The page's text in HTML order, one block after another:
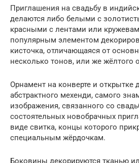
Приглашения на свадьбу в
делаются либо белыми с
красными с лентами или
популярным элементом
кисточка, отличающаяся от
несколько тонов, или же жёлтого
Орнамент на конверте и открытке
абстрактного мехенди, самого
изображения, связанного со
состоятельных новобрачных
виде свитка, концы которого
специальным жёрдочкам.
Боковины декорируются тканью